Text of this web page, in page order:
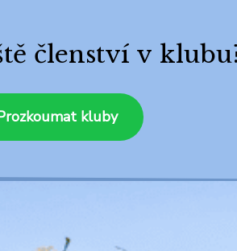
členství v
kluby